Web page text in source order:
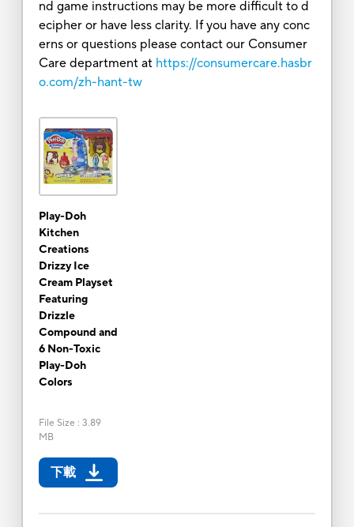
nd game instructions may be more difficult to d
ecipher or have less clarity. If you have any conc
erns or questions please contact our Consumer
Care department at https://consumercare.hasbr
o.com/zh-hant-tw
Play-Doh
Kitchen
Creations
Drizzy Ice
Cream Playset
Featuring
Drizzle
Compound and
6 Non-Toxic
Play-Doh
Colors
File Size : 3.89
MB
下載